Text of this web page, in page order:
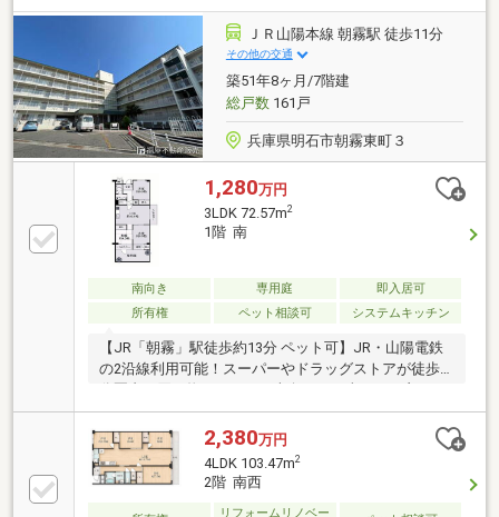
ＪＲ山陽本線 朝霧駅 徒歩11分
その他の交通
築51年8ヶ月/7階建
総戸数161戸
兵庫県明石市朝霧東町３
1,280万円
3LDK 72.57m2
1階 南
南向き 専用庭
即入居可
所有権
ペット相談可 システムキッチン
【JR「朝霧」駅徒歩約13分 ペット可】JR・山陽電鉄
の2沿線利用可能！スーパーやドラッグストアが徒歩3
分圏内で買い物ラクラク。南向きで日当たりが良く、
専用庭やトランクルームなど設備も充実しています。
2,380万円
4LDK 103.47m2
2階 南西
リフォームリノベー